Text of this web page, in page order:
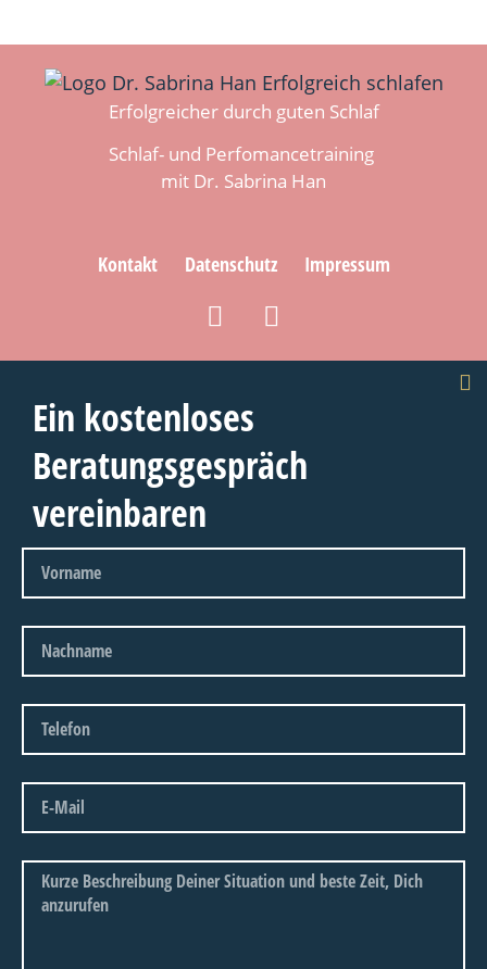
Erfolgreicher durch guten Schlaf
Schlaf- und Perfomancetraining
mit Dr. Sabrina Han
Kontakt Datenschutz Impressum
Ein kostenloses
Beratungsgespräch
vereinbaren